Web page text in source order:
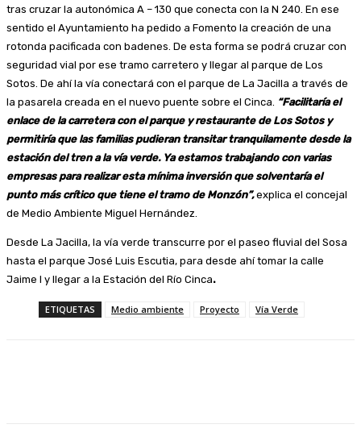
tras cruzar la autonómica A – 130 que conecta con la N 240. En ese
sentido el Ayuntamiento ha pedido a Fomento la creación de una
rotonda pacificada con badenes. De esta forma se podrá cruzar con
seguridad vial por ese tramo carretero y llegar al parque de Los
Sotos. De ahí la vía conectará con el parque de La Jacilla a través de
la pasarela creada en el nuevo puente sobre el Cinca. “Facilitaría el
enlace de la carretera con el parque y restaurante de Los Sotos y
permitiría que las familias pudieran transitar tranquilamente desde la
estación del tren a la vía verde. Ya estamos trabajando con varias
empresas para realizar esta mínima inversión que solventaría el
punto más crítico que tiene el tramo de Monzón”,explica el concejal
de Medio Ambiente Miguel Hernández.
Desde La Jacilla, la vía verde transcurre por el paseo fluvial del Sosa
hasta el parque José Luis Escutia, para desde ahí tomar la calle
Jaime I y llegar a la Estación del Río Cinca.
ETIQUETAS Medio ambiente Proyecto Vía Verde